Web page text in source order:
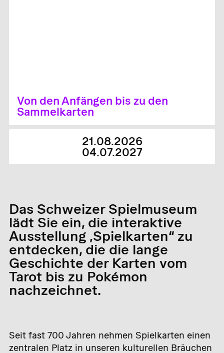
Von den Anfängen bis zu den
Sammelkarten
21.08.2026
04.07.2027
Das Schweizer Spielmuseum
lädt Sie ein, die interaktive
Ausstellung „Spielkarten“ zu
entdecken, die die lange
Geschichte der Karten vom
Tarot bis zu Pokémon
nachzeichnet.
Seit fast 700 Jahren nehmen Spielkarten einen
zentralen Platz in unseren kulturellen Bräuchen